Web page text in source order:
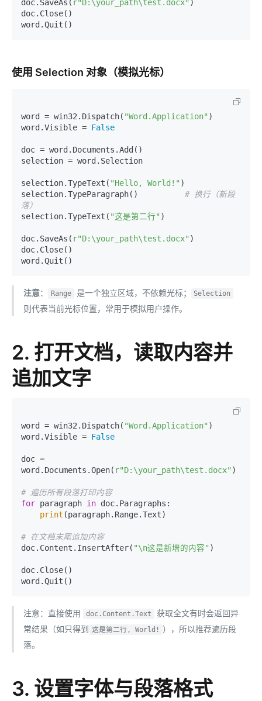
doc.SaveAs( r"D:\your_path\test.docx" )
doc.Close()
使用 Selection 对象（模拟光标）
word = win32.Dispatch( "Word.Application" )
word.Visible = False
doc = word.Documents.Add()
selection = word.Selection
selection.TypeText( "Hello, World!" )
selection.TypeParagraph() # 换行（新段
落）
selection.TypeText( "这是第二行" )
doc.SaveAs( r"D:\your_path\test.docx" )
doc.Close()
注意： Range 是一个独立区域，不依赖光标； Selection
则代表当前光标位置，常用于模拟用户操作。
2. 打开文档，读取内容并
追加文字
word = win32.Dispatch( "Word.Application" )
word.Visible = False
doc =
word.Documents.Open( r"D:\your_path\test.docx" )
# 遍历所有段落打印内容
for paragraph in doc.Paragraphs:
print (paragraph.Range.Text)
# 在文档末尾追加内容
doc.Content.InsertAfter( "\n这是新增的内容" )
doc.Close()
注意：直接使用 doc.Content.Text
获取全文有时会返回异
常结果（如只得到 这是第二行, World! ），所以推荐遍历段
落。
3. 设置字体与段落格式